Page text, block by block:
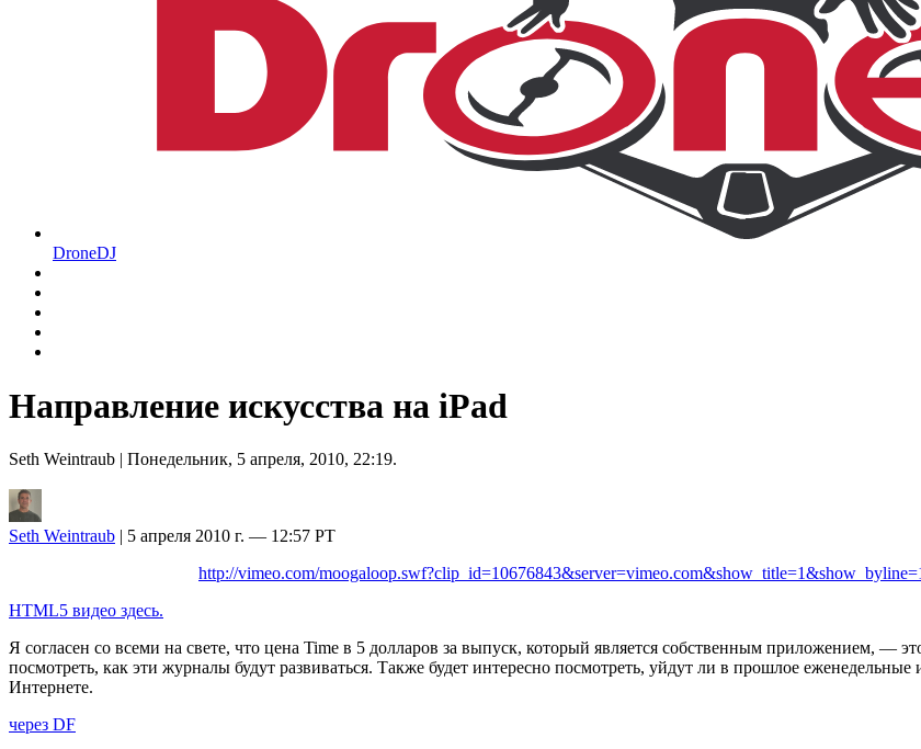
DroneDJ
Направление искусства на iPad
Seth Weintraub | Понедельник, 5 апреля, 2010, 22:19.
Seth Weintraub | 5 апреля 2010 г. — 12:57 PT
http://vimeo.com/
HTML5 видео здесь.
Я согласен со всеми на свете, что цена Time в 5 долларов за выпуск, который является собственным приложением, —
посмотреть, как эти журналы будут развиваться. Также будет интересно посмотреть, уйдут ли в прошлое
Интернете.
через DF